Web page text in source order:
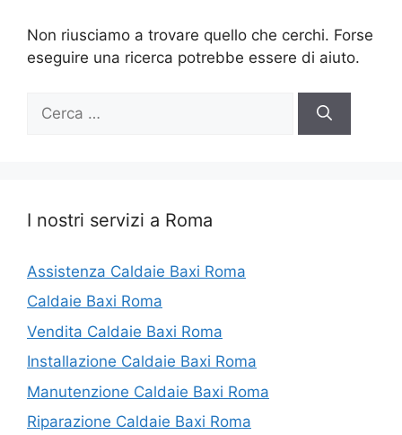
Non riusciamo a trovare quello che cerchi. Forse
eseguire una ricerca potrebbe essere di aiuto.
per:
I nostri servizi a Roma
Assistenza Caldaie Baxi Roma
Caldaie Baxi Roma
Vendita Caldaie Baxi Roma
Installazione Caldaie Baxi Roma
Manutenzione Caldaie Baxi Roma
Riparazione Caldaie Baxi Roma